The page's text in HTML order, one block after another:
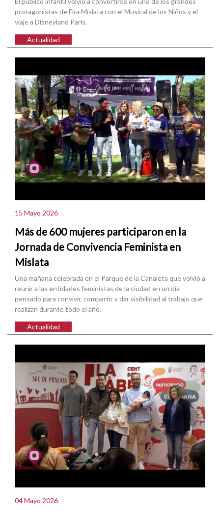
protagonistas de Fira Mislata con el Musical de los Niños y el
viaje a Disneyland Paris.
Actualidad
15 Mayo 2026
Más de 600 mujeres participaron en la
Jornada de Convivencia Feminista en
Mislata
Una mañana celebrada en el Parque de la Canaleta que volvió a
reunir a las entidades feministas de la ciudad en un día
pensado para convivir, compartir y dar visibilidad al trabajo que
realizan durante todo el año.
Actualidad
04 Mayo 2026